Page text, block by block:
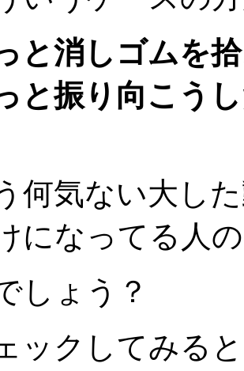
と消しゴムを
と振り向こう
何気ない大し
になってる人
しょう？
ックしてみると